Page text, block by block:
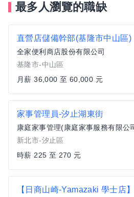
最多人瀏覽的職缺
直營店儲備幹部(基隆市中山區)
全家便利商店股份有限公司
基隆市-中山區
月薪 36,000 至 60,000 元
家事管理員-汐止湖東街
康庭家事管理(康庭家事服務有限公
新北市-汐止區
時薪 225 至 270 元
【日商山崎-Yamazaki 學士店